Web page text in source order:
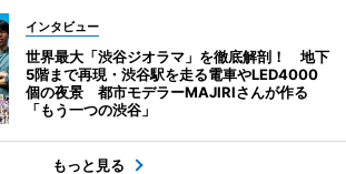
インタビュー
世界最大「渋谷ジオラマ」を徹底解剖！ 地下
5階まで再現・渋谷駅を走る電車やLED4000
個の夜景 都市モデラーMAJIRIさんが作る
「もう一つの渋谷」
もっと見る